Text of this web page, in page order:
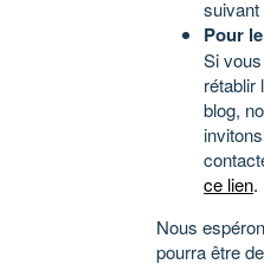
suivant
Pour
Si
rétablir
blog,
ce lien.
Nous
pourra être